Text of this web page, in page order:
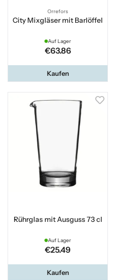
Orrefors
City Mixgläser mit Barlöffel
Auf Lager
€63.86
Kaufen
Rührglas mit Ausguss 73 cl
Auf Lager
€25.49
Kaufen